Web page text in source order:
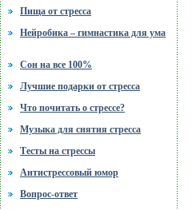
Пища от стресса
Нейробика – гимнастика для ума
Сон на все 100%
Лучшие подарки от стресса
Что почитать о стрессе?
Музыка для снятия стресса
Тесты на стрессы
Антистрессовый юмор
Вопрос-ответ